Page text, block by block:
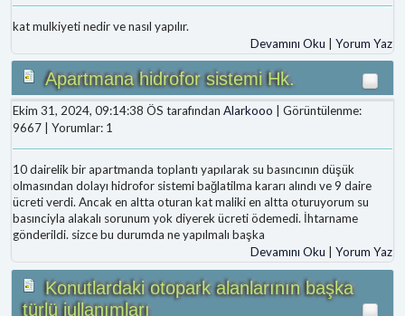
kat mulkiyeti nedir ve nasıl yapılır.
Devamını Oku | Yorum Yaz
Apartmana hidrofor sistemi Hk.
Ekim 31, 2024, 09:14:38 ÖS tarafından Alarkooo | Görüntülenme:
9667 | Yorumlar: 1
10 dairelik bir apartmanda toplantı yapılarak su basıncının düşük
olmasından dolayı hidrofor sistemi bağlatilma kararı alındı ve 9 daire
ücreti verdi. Ancak en altta oturan kat maliki en altta oturuyorum su
basınciyla alakalı sorunum yok diyerek ücreti ödemedi. İhtarname
gönderildi. sizce bu durumda ne yapılmalı başka
Devamını Oku
Yorum Yaz
Konutlardaki otopark alanlarının başka
türlü jullanımları